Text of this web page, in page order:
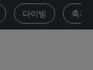
다이빙 축제